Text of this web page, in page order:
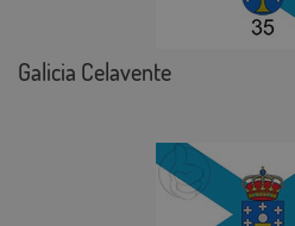
Galicia Celavente